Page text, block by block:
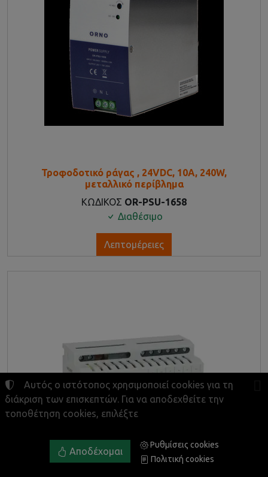
Τροφοδοτικό ράγας , 24VDC, 10A, 240W,
μεταλλικό περίβλημα
ΚΩΔΙΚΟΣ OR-PSU-1658
Διαθέσιμο
Λεπτομέρειες
Αυτός ο ιστότοπος χρησιμοποιεί cookies για τη
διάκριση των επισκεπτών. Για να αποδεχθείτε την
τοποθέτηση cookies, επιλέξτε
Αποδέχομαι
Ρυθμίσεις cookies
Πολιτική cookies